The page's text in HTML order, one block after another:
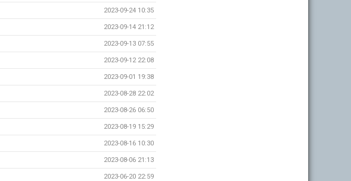
2023-09-24 10:35
2023-09-14 21:12
2023-09-13 07:55
2023-09-12 22:08
2023-09-01 19:38
2023-08-28 22:02
2023-08-26 06:50
2023-08-19 15:29
2023-08-16 10:30
2023-08-06 21:13
2023-06-20 22:59